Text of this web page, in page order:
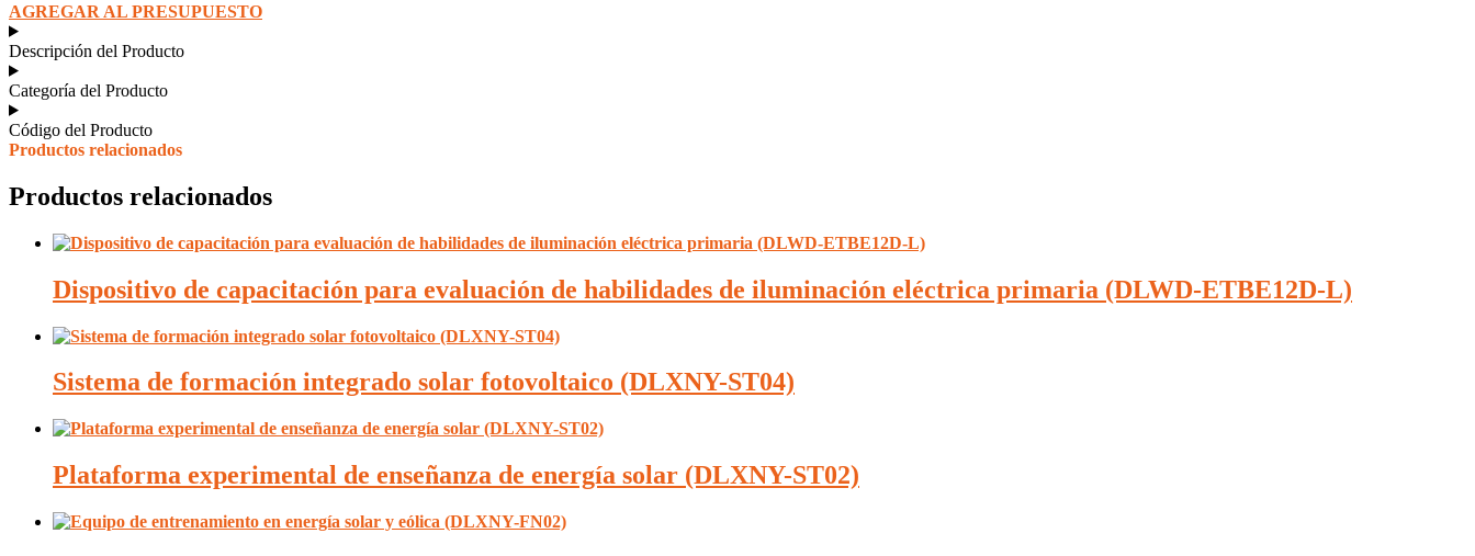
AGREGAR AL PRESUPUESTO
Descripción del Producto
Categoría del Producto
Código del Producto
Productos relacionados
Productos relacionados
Dispositivo de capacitación para evaluación de habilidades de iluminación eléctrica primaria (DLWD-ETBE12D-L)
Sistema de formación integrado solar fotovoltaico (DLXNY-ST04)
Plataforma experimental de enseñanza de energía solar (DLXNY-ST02)